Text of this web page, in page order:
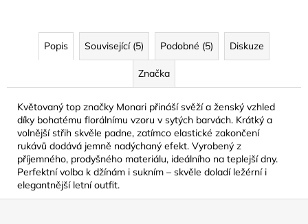
Popis Související (5) Podobné (5) Diskuze
Značka
Květovaný top značky Monari přináší svěží a ženský vzhled
díky bohatému florálnímu vzoru v sytých barvách. Krátký a
volnější střih skvěle padne, zatímco elastické zakončení
rukávů dodává jemně nadýchaný efekt. Vyrobený z
příjemného, prodyšného materiálu, ideálního na teplejší dny.
Perfektní volba k džínám i sukním – skvěle doladí ležérní i
elegantnější letní outfit.